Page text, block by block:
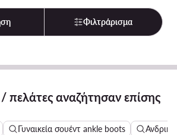
Φιλτράρισμα
πελάτες αναζήτησαν επίσης
Γυναικεία σουέντ ankle boots